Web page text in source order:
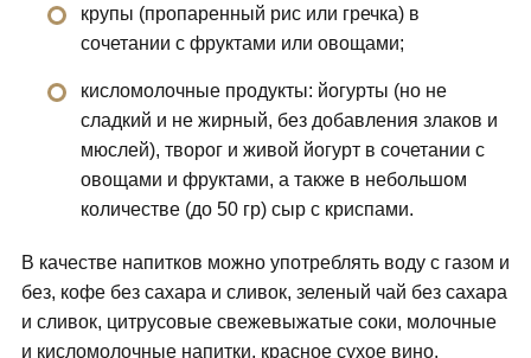
крупы (пропаренный рис или гречка) в
сочетании с фруктами или овощами;
кисломолочные продукты: йогурты (но не
сладкий и не жирный, без добавления злаков и
мюслей), творог и живой йогурт в сочетании с
овощами и фруктами, а также в небольшом
количестве (до 50 гр) сыр с криспами.
В качестве напитков можно употреблять воду с газом и
без, кофе без сахара и сливок, зеленый чай без сахара
и сливок, цитрусовые свежевыжатые соки, молочные
и кисломолочные напитки, красное сухое вино.